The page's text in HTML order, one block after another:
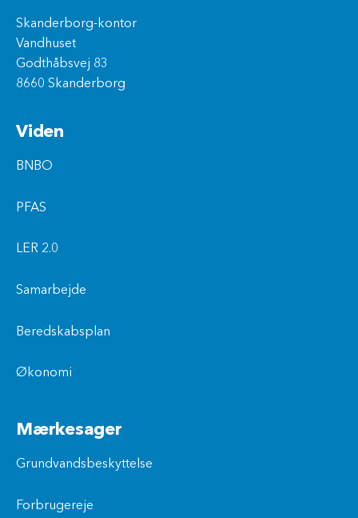
Skanderborg-kontor
Vandhuset
Godthåbsvej 83
8660 Skanderborg
Viden
BNBO
PFAS
LER 2.0
Samarbejde
Beredskabsplan
Økonomi
Mærkesager
Grundvandsbeskyttelse
Forbrugereje